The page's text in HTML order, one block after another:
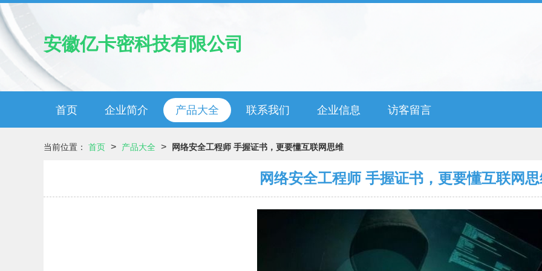
安徽亿卡密科技有限公司
首页 企业简介 产品大全 联系我们 企业信息 访客留言
当前位置： 首页 > 产品大全 > 网络安全工程师 手握证书，更要懂互联网思维
网络安全工程师 手握证书，更要懂互联网